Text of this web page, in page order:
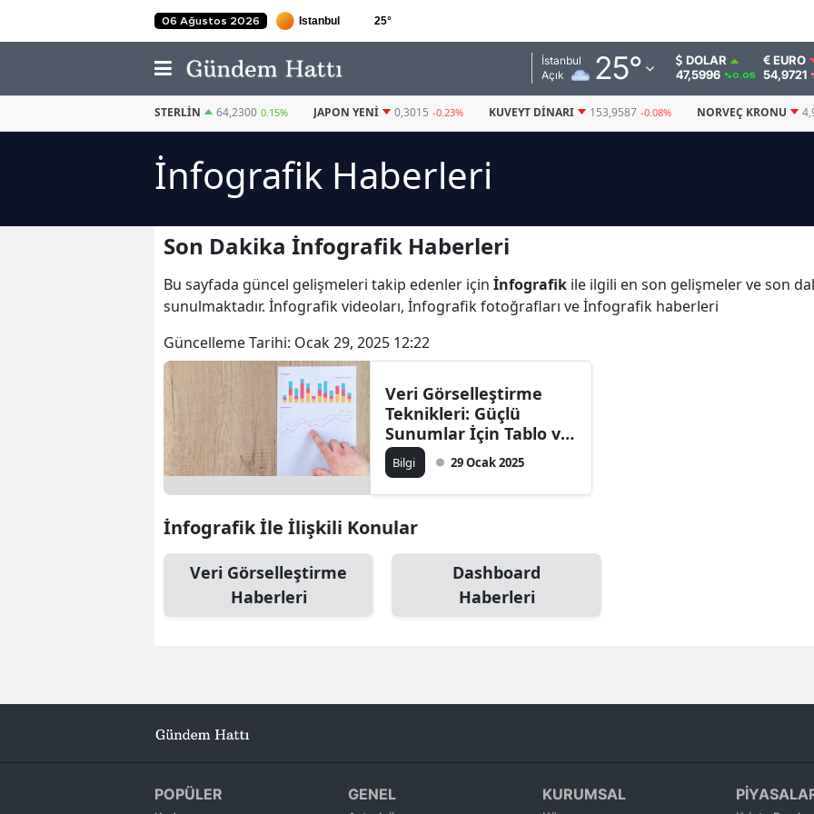
06 Ağustos 2026 25°
İstanbul
Açık
25°
Adana
Adıyaman
Afyonkarahisar
Antalya
Artvin
Bilecik
Bitlis
Denizli
Diyarbakır
DOLAR
47,5996 %0.05
EURO
54,9721
STERLIN 64,2300 0.15% JAPON YENI 0,3015 -0.23% KUVEYT DINARI 153,9587 -0.08% NORVEÇ KRONU
İnfografik Haberleri
Son Dakika İnfografik Haberleri
Bu sayfada güncel gelişmeleri takip edenler için İnfografik ile ilgili en son gelişmeler ve son
sunulmaktadır. İnfografik videoları, İnfografik fotoğrafları ve İnfografik haberleri
Güncelleme Tarihi: Ocak 29, 2025 12:22
Veri Görselleştirme
Teknikleri: Güçlü
Sunumlar İçin Tablo ve
Grafikler
Bilgi 29 Ocak 2025
İnfografik İle İlişkili Konular
Veri Görselleştirme
Haberleri
Dashboard
Haberleri
POPÜLER GENEL KURUMSAL